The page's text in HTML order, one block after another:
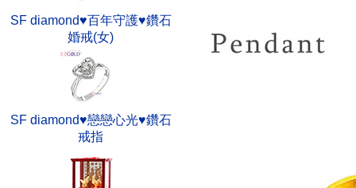
SF diamond♥百年守護♥鑽石
婚戒(女)
SF diamond♥戀戀心光♥鑽石
戒指